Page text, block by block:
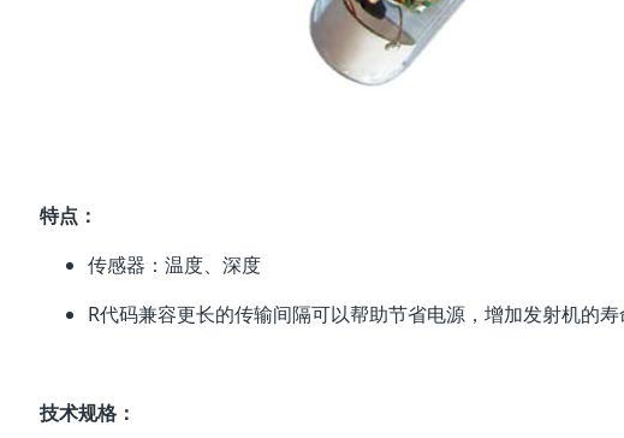
特点：
传感器：温度、深度
R代码兼容更长的传输间隔可以帮助节省电源，增加发射机的寿
技术规格：